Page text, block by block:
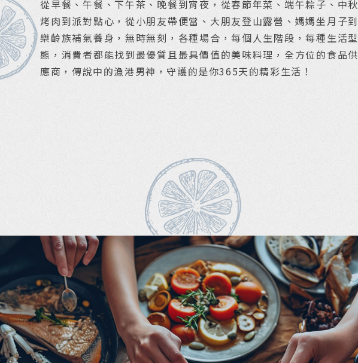
從早餐、午餐、下午茶、晚餐到宵夜，從春節年菜、端午粽子、中秋
烤肉到派對點心，從小朋友帶便當、大朋友登山露營、媽媽坐月子到
樂齡族補氣養身，無時無刻，各種場合，每個人生階段，每種生活型
態，消費者都能找到最優質且最具價值的美味料理，全方位的食品供
應商，傳說中的漁港男神，守護的是你365天的精彩生活！